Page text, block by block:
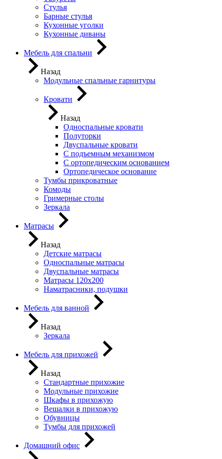
Стулья
Барные стулья
Кухонные уголки
Кухонные диваны
Мебель для спальни
Назад
Модульные спальные гарнитуры
Кровати
Назад
Односпальные кровати
Полуторки
Двуспальные кровати
С подъемным механизмом
С ортопедическим основанием
Ортопедическое основание
Тумбы прикроватные
Комоды
Гримерные столы
Зеркала
Матрасы
Назад
Детские матрасы
Односпальные матрасы
Двуспальные матрасы
Матрасы 120х200
Наматрасники, подушки
Мебель для ванной
Назад
Зеркала
Мебель для прихожей
Назад
Стандартные прихожие
Модульные прихожие
Шкафы в прихожую
Вешалки в прихожую
Обувницы
Тумбы для прихожей
Домашний офис